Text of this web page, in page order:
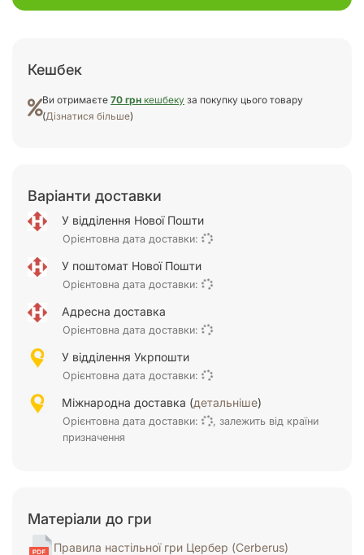
Кешбек
Ви отримаєте 70 грн кешбеку за покупку цього товару
(Дізнатися більше)
Варіанти доставки
У відділення Нової Пошти
Орієнтовна дата доставки:
У поштомат Нової Пошти
Орієнтовна дата доставки:
Адресна доставка
Орієнтовна дата доставки:
У відділення Укрпошти
Орієнтовна дата доставки:
Міжнародна доставка (детальніше)
Орієнтовна дата доставки:
, залежить від країни
призначення
Матеріали до гри
Правила настільної гри Цербер (Cerberus)